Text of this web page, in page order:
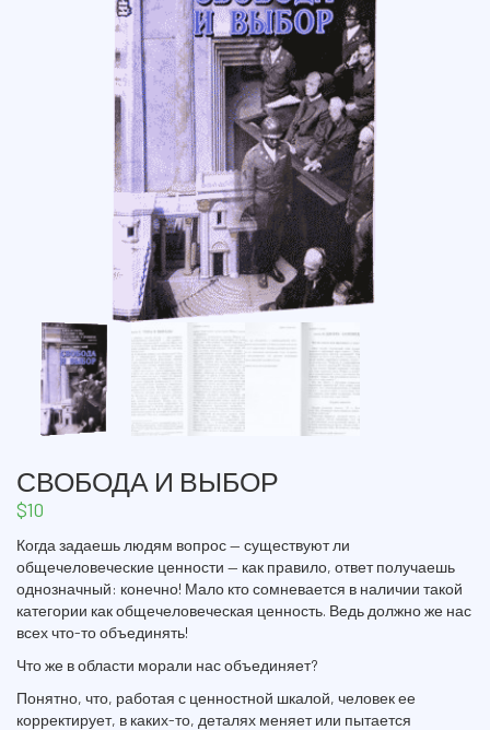
СВОБОДА И ВЫБОР
$10
Когда задаешь людям вопрос — существуют ли
общечеловеческие ценности — как правило, ответ получаешь
однозначный: конечно! Мало кто сомневается в наличии такой
категории как обще­человеческая ценность. Ведь должно же нас
всех что-то объединять!
Что же в области морали нас объединяет?
Понятно, что, работая с ценностной шкалой, человек ее
корректи­рует, в каких-то, деталях меняет или пытается